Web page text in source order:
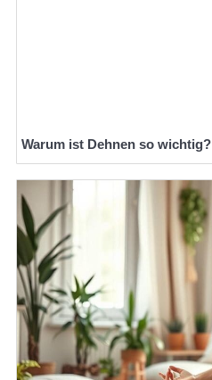
Warum ist Dehnen so wichtig?